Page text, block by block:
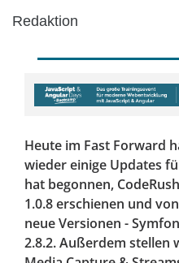
Redaktion
Heute im Fast Forward
wieder einige Updates
hat begonnen,
1.0.8 erschienen und
neue Versionen -
2.8.2. Außerdem stellen